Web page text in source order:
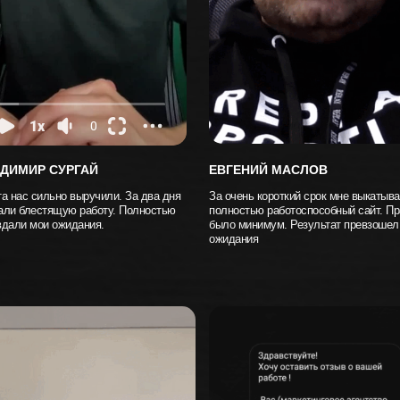
СУРГАЙ
нас сильно выручили. За два дня
блестящую работу. Полностью
мои ожидания.
ЕВГЕНИЙ МАСЛОВ
За очень короткий срок мне
полностью работоспособный сайт.
было минимум. Результат
ожидания